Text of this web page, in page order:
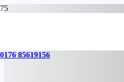
0176 85619156